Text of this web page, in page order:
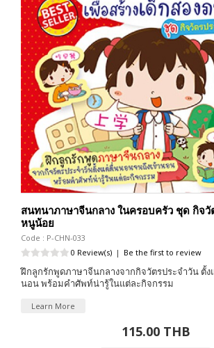
สนทนาภาษาจีนกลาง ในครอบครัว ชุด กิจวั
หนูน้อย
Code : P-CHN-033
0 Review(s) | Be the first to review
ฝึกลูกรักพูดภาษาจีนกลางจากกิจวัตรประจำวัน ตั้
นอน พร้อมคำศัพท์น่ารู้ในแต่ละกิจกรรม
Learn More
115.00 THB